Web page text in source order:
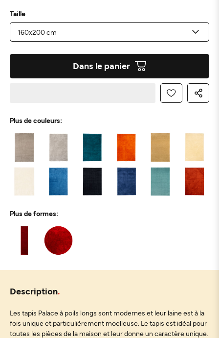
Taille
Dans le panier
Plus de couleurs:
Plus de formes:
Description
Les tapis Palace à poils longs sont modernes et leur laine est à la
fois unique et particulièrement moelleuse. Le tapis est idéal pour
toutes les pièces de la maison et leur donne un caractère unique.